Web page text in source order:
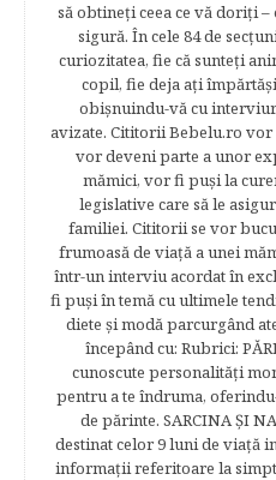
să obtineţi ceea ce vă doriţi
sigură. În cele 84 de
curiozitatea, fie că sunteţi
copil, fie deja aţi
obişnuindu-vă cu
avizate. Cititorii Bebelu.ro
vor deveni parte a unor
mămici, vor fi puşi la
legislative care să le
familiei. Cititorii se vor
frumoasă de viață a unei
într-un interviu acordat în
fi puşi în temă cu ultimele
diete şi modă parcurgând
începând cu: Rubrici:
cunoscute personalităţi
pentru a te îndruma,
de părinte. SARCINA ŞI
destinat celor 9 luni de viaţă
informaţii referitoare la